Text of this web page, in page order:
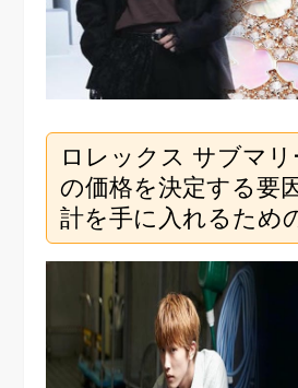
ロレックス サブマリ
の価格を決定する要
計を手に入れるため